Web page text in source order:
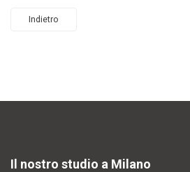
Indietro
Il nostro studio a Milano